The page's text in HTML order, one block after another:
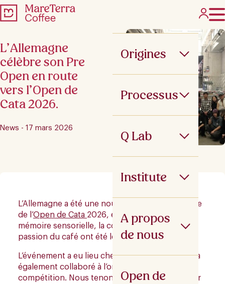
Origines
Processus
Q Lab
Institute
A propos
de nous
Open de
L’Allemagne
célèbre son Pre
Open en route
vers l’Open de
Cata 2026.
News - 17 mars 2026
L’Allemagne a été une nouvelle étape sur la route
de l’Open de Cata 2026, en deux jours où la
mémoire sensorielle, la concentration et la
passion du café ont été les protagonistes.
L’événement a eu lieu chez Alrighty Coffee, qui a
également collaboré à l’organisation de la
compétition. Nous tenons à remercier toute leur